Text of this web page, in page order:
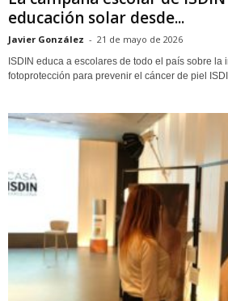
educación solar desde...
Javier González - 21 de mayo de 2026
ISDIN educa a escolares de todo el país sobre la
fotoprotección para prevenir el cáncer de piel